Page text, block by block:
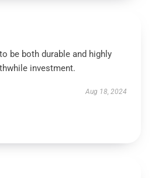
be both durable and highly
investment.
Aug 18, 2024